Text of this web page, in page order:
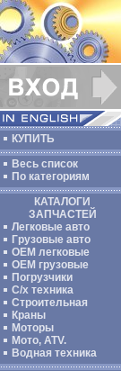
КУПИТЬ
Весь список
По категориям
КАТАЛОГИ
ЗАПЧАСТЕЙ
Легковые авто
Грузовые авто
ОЕМ легковые
OEM грузовые
Погрузчики
С/х техника
Строительная
Краны
Моторы
Мото, ATV.
Водная техника